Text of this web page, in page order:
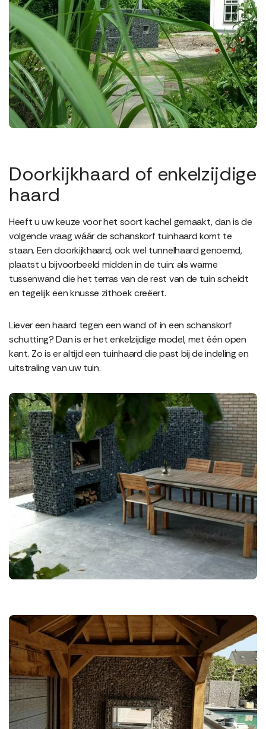
Doorkijkhaard of enkelzijdige
haard
Heeft u uw keuze voor het soort kachel gemaakt, dan is de
volgende vraag wáár de schanskorf tuinhaard komt te
staan. Een doorkijkhaard, ook wel tunnelhaard genoemd,
plaatst u bijvoorbeeld midden in de tuin: als warme
tussenwand die het terras van de rest van de tuin scheidt
en tegelijk een knusse zithoek creëert.
Liever een haard tegen een wand of in een schanskorf
schutting? Dan is er het enkelzijdige model, met één open
kant. Zo is er altijd een tuinhaard die past bij de indeling en
uitstraling van uw tuin.